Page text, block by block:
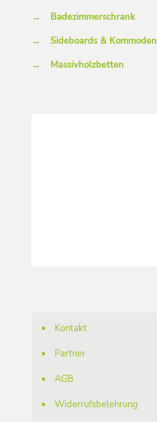
→
Badezimmerschrank
→
Sideboards & Kommoden
→
Massivholzbetten
Kontakt
Partner
AGB
Widerrufsbelehrung